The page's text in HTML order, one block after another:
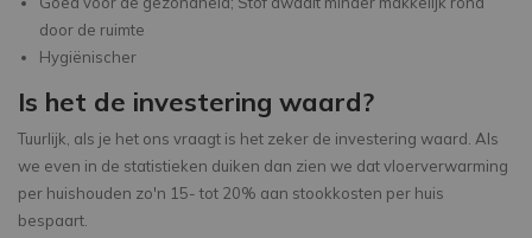
door de ruimte
Hygiënischer
Is het de investering waard?
Tuurlijk, als je het ons vraagt is het zeker de investering waard. Als
we even in de statistieken duiken dan zien we dat vloerverwarming
per huishouden zo'n 15- tot 20% aan stookkosten per huis
bespaart.